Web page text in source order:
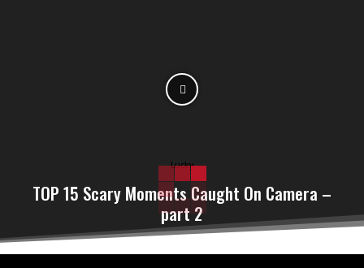
Lucky
TOP 15 Scary Moments Caught On Camera –
part 2